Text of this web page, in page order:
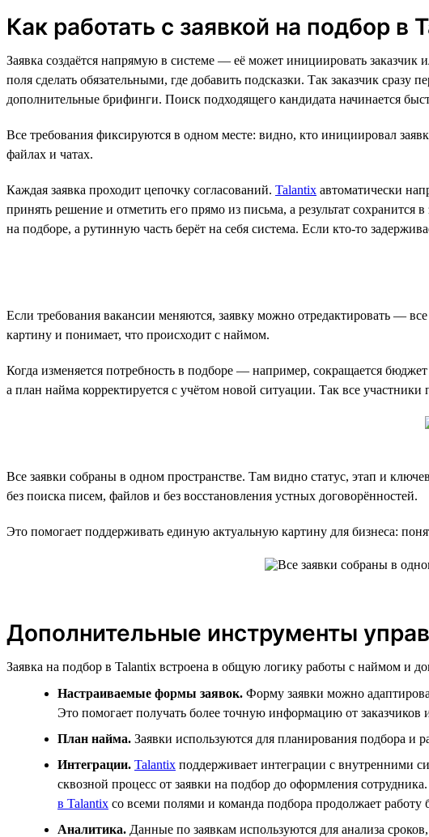
Как работать с заявкой на подбор в
Заявка создаётся напрямую в системе — её может инициировать заказчик
поля сделать обязательными, где добавить подсказки. Так заказчик
дополнительные брифинги. Поиск подходящего кандидата начинается
Все требования фиксируются в одном месте: видно, кто инициировал
файлах и чатах.
Каждая заявка проходит цепочку согласований. Talantix автоматически
принять решение и отметить его прямо из письма, а результат
на подборе, а рутинную часть берёт на себя система. Если кто-то
Если требования вакансии меняются, заявку можно отредактировать —
картину и понимает, что происходит с наймом.
Когда изменяется потребность в подборе — например, сокращается
а план найма корректируется с учётом новой ситуации. Так все участники
Все заявки собраны в одном пространстве. Там видно статус, этап и
без поиска писем, файлов и без восстановления устных договорённостей.
Это помогает поддерживать единую актуальную картину для бизнеса:
Дополнительные инструменты
Заявка на подбор в Talantix встроена в общую логику работы с наймом и
Настраиваемые формы заявок. Форму заявки можно
Это помогает получать более точную информацию от
План найма. Заявки используются для планирования подбора и
Интеграции. Talantix поддерживает интеграции с внутренними
сквозной процесс от заявки на подбор до оформления
в Talantix со всеми полями и команда подбора продолжает
Аналитика. Данные по заявкам используются для анализа